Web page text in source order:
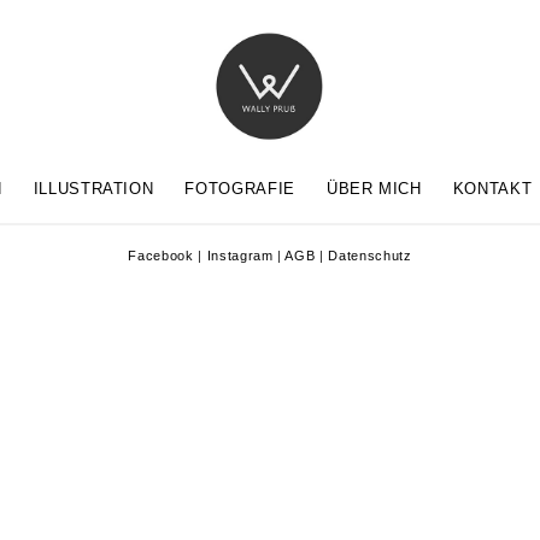
ILLUSTRATION FOTOGRAFIE ÜBER MICH KONTAKT
Facebook | Instagram |AGB |Datenschutz